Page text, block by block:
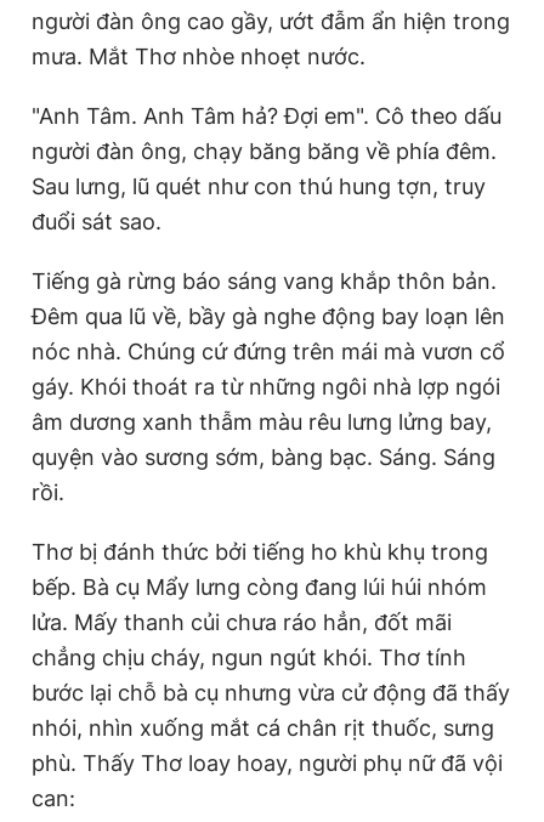
người đàn ông cao gầy, ướt đẫm ẩn hiện trong
mưa. Mắt Thơ nhòe nhoẹt nước.
"Anh Tâm. Anh Tâm hả? Đợi em". Cô theo dấu
người đàn ông, chạy băng băng về phía đêm.
Sau lưng, lũ quét như con thú hung tợn, truy
đuổi sát sao.
Tiếng gà rừng báo sáng vang khắp thôn bản.
Đêm qua lũ về, bầy gà nghe động bay loạn lên
nóc nhà. Chúng cứ đứng trên mái mà vươn cổ
gáy. Khói thoát ra từ những ngôi nhà lợp ngói
âm dương xanh thẫm màu rêu lưng lửng bay,
quyện vào sương sớm, bàng bạc. Sáng. Sáng
rồi.
Thơ bị đánh thức bởi tiếng ho khù khụ trong
bếp. Bà cụ Mẩy lưng còng đang lúi húi nhóm
lửa. Mấy thanh củi chưa ráo hẳn, đốt mãi
chẳng chịu cháy, ngun ngút khói. Thơ tính
bước lại chỗ bà cụ nhưng vừa cử động đã thấy
nhói, nhìn xuống mắt cá chân rịt thuốc, sưng
phù. Thấy Thơ loay hoay, người phụ nữ đã vội
can: